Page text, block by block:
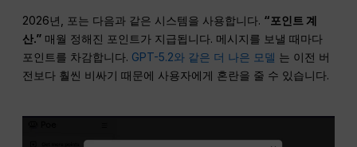
2026년, 포는 다음과 같은 시스템을 사용합니다. “포인트 계
산.” 매월 정해진 포인트가 지급됩니다. 메시지를 보낼 때마다
포인트를 차감합니다. GPT-5.2와 같은 더 나은 모델 는 이전 버
전보다 훨씬 비싸기 때문에 사용자에게 혼란을 줄 수 있습니다.